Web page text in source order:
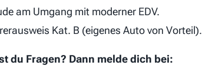
am Umgang mit moderner EDV.
Kat. B (eigenes Auto von Vorteil).
du Fragen? Dann melde dich bei: